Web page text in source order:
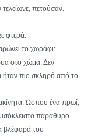
πετούσαν.
φτερά.
το χωράφι:
στο χώμα. Δεν
πιο σκληρή από το
Ώσπου ένα πρωί,
παράθυρο.
βλέφαρά του